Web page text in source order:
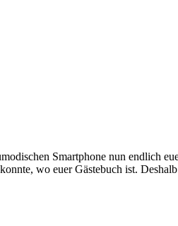
Smartphone nun endlich
wo euer Gästebuch ist.